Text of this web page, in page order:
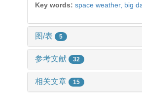
Key words: space weather, big
图/表 5
参考文献 32
相关文章 15